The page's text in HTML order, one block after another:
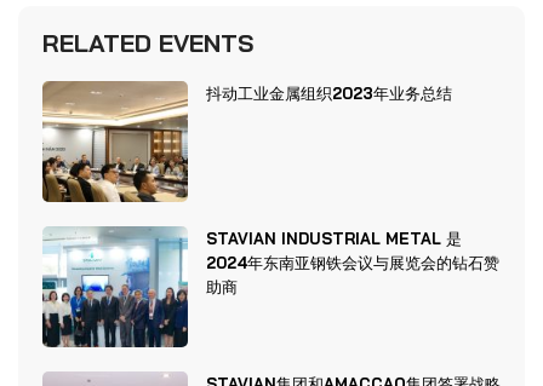
RELATED EVENTS
抖动工业金属组织2023年业务总结
STAVIAN INDUSTRIAL METAL 是
2024年东南亚钢铁会议与展览会的钻石赞
助商